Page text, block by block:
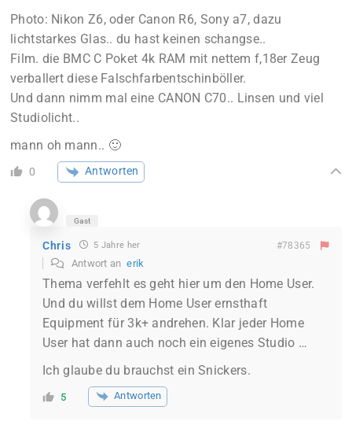
Photo: Nikon Z6, oder Canon R6, Sony a7, dazu
lichtstarkes Glas.. du hast keinen schangse..
Film. die BMC C Poket 4k RAM mit nettem f,18er Zeug
verballert diese Falschfarbentschinböller.
Und dann nimm mal eine CANON C70.. Linsen und viel
Studiolicht..
mann oh mann.. 🙂
0 Antworten
Gast
Chris 5 Jahre her #78365
Antwort anerik
Thema verfehlt es geht hier um den Home User.
Und du willst dem Home User ernsthaft
Equipment für 3k+ andrehen. Klar jeder Home
User hat dann auch noch ein eigenes Studio …
Ich glaube du brauchst ein Snickers.
5 Antworten